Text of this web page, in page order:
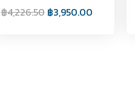
฿4,226.50 ฿3,950.00